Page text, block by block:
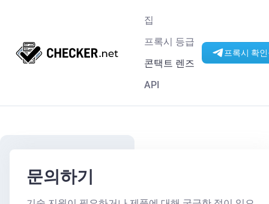
집
프록시 등급
콘택트 렌즈
API
프록시 확
문의하기